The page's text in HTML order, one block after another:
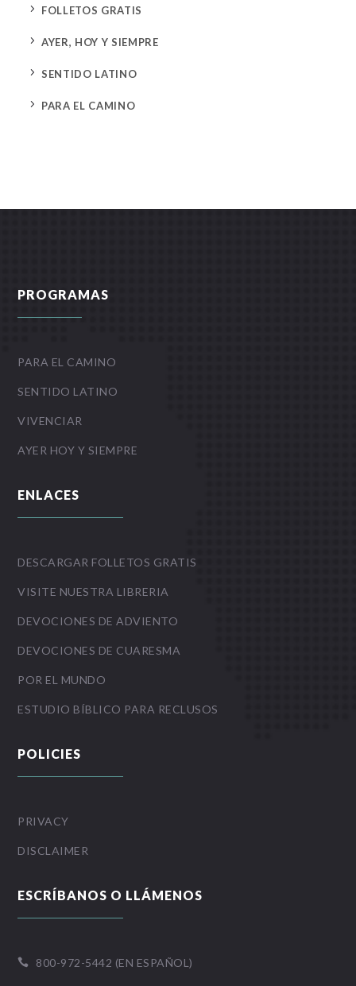
5 FOLLETOS GRATIS
5 AYER, HOY Y SIEMPRE
5 SENTIDO LATINO
5 PARA EL CAMINO
PROGRAMAS
PARA EL CAMINO
SENTIDO LATINO
VIVENCIAR
AYER HOY Y SIEMPRE
ENLACES
DESCARGAR FOLLETOS GRATIS
VISITE NUESTRA LIBRERIA
DEVOCIONES DE ADVIENTO
DEVOCIONES DE CUARESMA
POR EL MUNDO
ESTUDIO BÍBLICO PARA RECLUSOS
POLICIES
PRIVACY
DISCLAIMER
ESCRÍBANOS O LLÁMENOS
 800-972-5442 (EN ESPAÑOL)